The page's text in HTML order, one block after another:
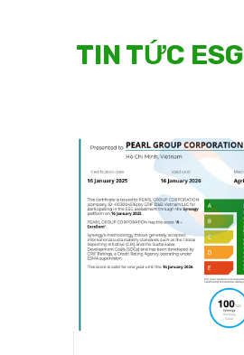
TIN TỨC ESG